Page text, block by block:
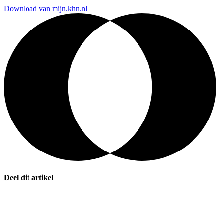
Download van mijn.khn.nl
Deel dit artikel